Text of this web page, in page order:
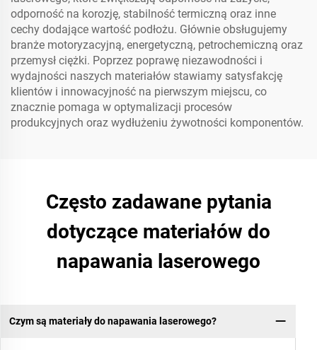
odporność na korozję, stabilność termiczną oraz inne
cechy dodające wartość podłożu. Głównie obsługujemy
branże motoryzacyjną, energetyczną, petrochemiczną oraz
przemysł ciężki. Poprzez poprawę niezawodności i
wydajności naszych materiałów stawiamy satysfakcję
klientów i innowacyjność na pierwszym miejscu, co
znacznie pomaga w optymalizacji procesów
produkcyjnych oraz wydłużeniu żywotności komponentów.
Często zadawane pytania
dotyczące materiałów do
napawania laserowego
Czym są materiały do napawania laserowego?